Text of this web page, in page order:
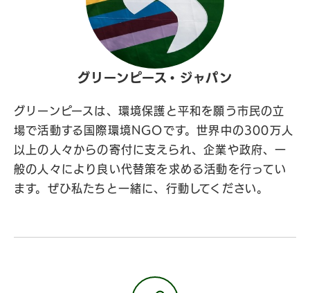
グリーンピース・ジャパン
グリーンピースは、環境保護と平和を願う市民の立
場で活動する国際環境NGOです。世界中の300万人
以上の人々からの寄付に支えられ、企業や政府、一
般の人々により良い代替策を求める活動を行ってい
ます。ぜひ私たちと一緒に、行動してください。